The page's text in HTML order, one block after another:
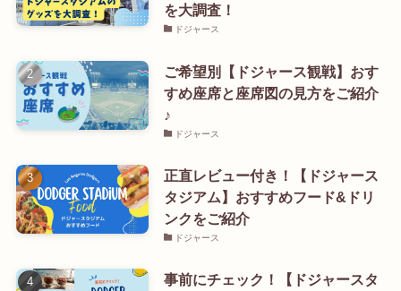
を大調査！
ドジャース
ご希望別【ドジャース観戦】おす
すめ座席と座席図の見方をご紹介
♪
ドジャース
正直レビュー付き！【ドジャース
タジアム】おすすめフード&ドリ
ンクをご紹介
ドジャース
事前にチェック！【ドジャースタ